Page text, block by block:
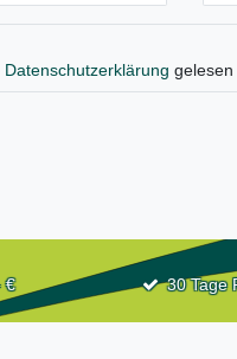
Daten­schutz­erklärung gelesen
€ 30 Tage